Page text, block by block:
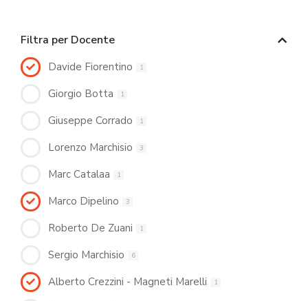
Filtra per Docente
Davide Fiorentino 1
Giorgio Botta 1
Giuseppe Corrado 1
Lorenzo Marchisio 3
Marc Catalaa 1
Marco Dipelino 3
Roberto De Zuani 1
Sergio Marchisio 6
Alberto Crezzini - Magneti Marelli 1